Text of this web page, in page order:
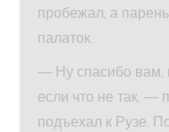
пробежал, а
палаток.
— Ну спасибо вам,
если что не так, —
подъехал к Рузе.